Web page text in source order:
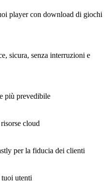
player con download di giochi
sicura, senza interruzioni e
più prevedibile
cloud
per la fiducia dei clienti
utenti